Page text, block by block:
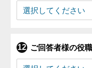
ご回答者様の役